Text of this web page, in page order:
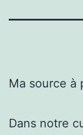
Ma source à
Dans notre